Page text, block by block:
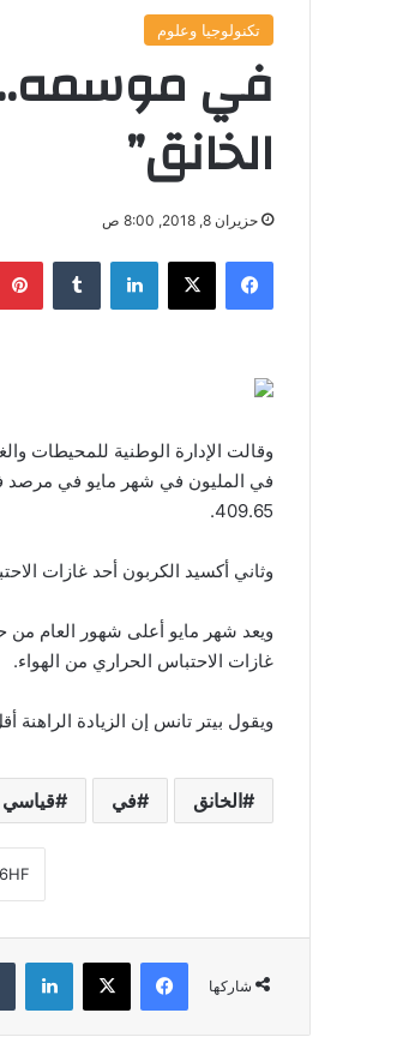
تكنولوجيا وعلوم
في موسمه..
الخانق”
حزيران 8, 2018, 8:00 ص
فيسبوك لينكدإن
في المليون في شهر مايو في مرصد
409.65.
وثاني أكسيد الكربون أحد غازات
ويعد شهر مايو أعلى شهور العام من
غازات الاحتباس الحراري من الهواء.
ويقول بيتر تانس إن الزيادة الراهنة
الخانق في قياسي
شاركها
فيسبوك لينكدإن